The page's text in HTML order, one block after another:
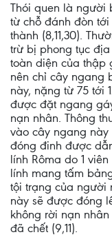
Thói quen là người
từ chỗ đánh đòn
thành (8,11,30).
trừ bị phong tục địa
toàn diện của thập
nên chỉ cây ngang
này, nặng từ 75 tới
được đặt ngang
nạn nhân. Thông
vào cây ngang này
đóng đinh được
lính Rôma do 1
lính mang tấm
tội trạng của người
này sẽ được đóng
không rời nạn
đã chết (9,11).